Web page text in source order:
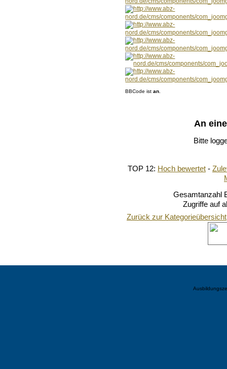
BBCode istan
An
Bitte
TOP 12: Hoch bewertet -
Gesamtanzahl
Zugriffe auf
Zurück zur Kategorieübersicht